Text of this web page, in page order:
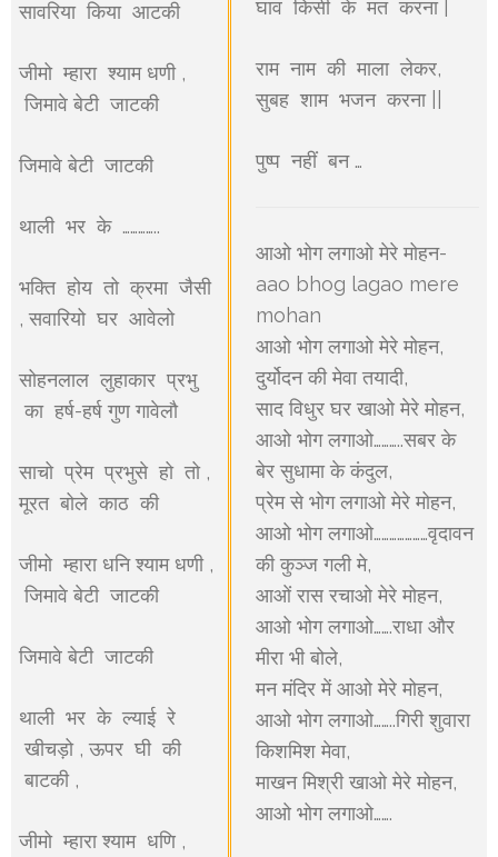
सावरिया किया आटकी
जीमो म्हारा श्याम धणी ,
जिमावे बेटी जाटकी
जिमावे बेटी जाटकी
थाली भर के …………..
भक्ति होय तो क्रमा जैसी
, सवारियो घर आवेलो
सोहनलाल लुहाकार प्रभु
का हर्ष-हर्ष गुण गावेलौ
साचो प्रेम प्रभुसे हो तो ,
मूरत बोले काठ की
जीमो म्हारा धनि श्याम धणी ,
जिमावे बेटी जाटकी
जिमावे बेटी जाटकी
थाली भर के ल्याई रे
खीचड़ो , ऊपर घी की
बाटकी ,
जीमो म्हारा श्याम धणि ,
घाव किसी के मत करना |
राम नाम की माला लेकर,
सुबह शाम भजन करना ||
पुष्प नहीं बन …
आओ भोग लगाओ मेरे मोहन-
aao bhog lagao mere
mohan
आओ भोग लगाओ मेरे मोहन,
दुर्योदन की मेवा तयादी,
साद विधुर घर खाओ मेरे मोहन,
आओ भोग लगाओ………..सबर के
बेर सुधामा के कंदुल,
प्रेम से भोग लगाओ मेरे मोहन,
आओ भोग लगाओ…………………वृदावन
की कुञ्ज गली मे,
आओं रास रचाओ मेरे मोहन,
आओ भोग लगाओ…….राधा और
मीरा भी बोले,
मन मंदिर में आओ मेरे मोहन,
आओ भोग लगाओ……..गिरी शुवारा
किशमिश मेवा,
माखन मिश्री खाओ मेरे मोहन,
आओ भोग लगाओ…….